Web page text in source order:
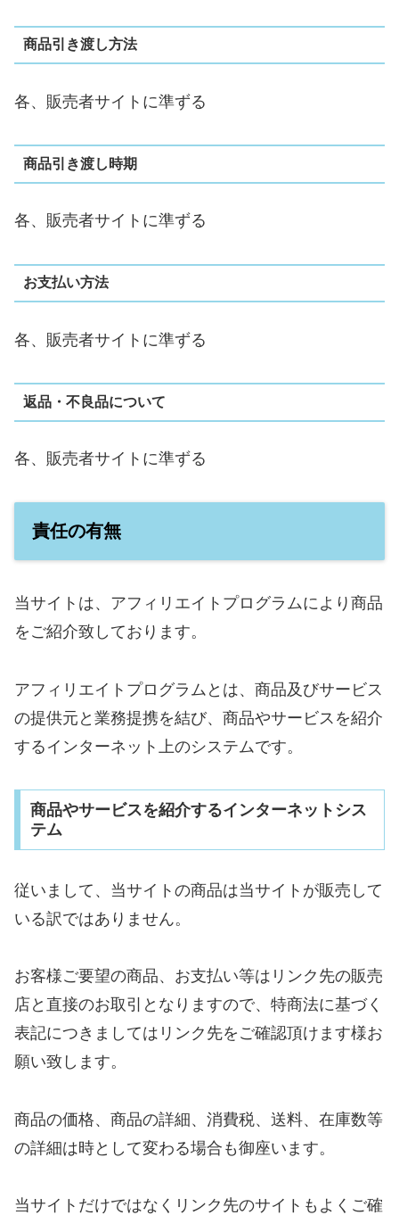
商品引き渡し方法
各、販売者サイトに準ずる
商品引き渡し時期
各、販売者サイトに準ずる
お支払い方法
各、販売者サイトに準ずる
返品・不良品について
各、販売者サイトに準ずる
責任の有無
当サイトは、アフィリエイトプログラムにより商品
をご紹介致しております。
アフィリエイトプログラムとは、商品及びサービス
の提供元と業務提携を結び、商品やサービスを紹介
するインターネット上のシステムです。
商品やサービスを紹介するインターネットシス
テム
従いまして、当サイトの商品は当サイトが販売して
いる訳ではありません。
お客様ご要望の商品、お支払い等はリンク先の販売
店と直接のお取引となりますので、特商法に基づく
表記につきましてはリンク先をご確認頂けます様お
願い致します。
商品の価格、商品の詳細、消費税、送料、在庫数等
の詳細は時として変わる場合も御座います。
当サイトだけではなくリンク先のサイトもよくご確